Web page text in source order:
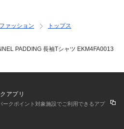
地の裁断箇所により、商品一点ご
合があります。
ーンの位置や内容が異なるものが
の相違には該当いたしません。
ー環境により、掲載画像と実際の
があります。
ージ・デザイン・仕様について、
ファッション
トップス
PADDING 長袖Tシャツ EKM4FA0013
アプリ
ークポイント対象施設でご利用できるアプ